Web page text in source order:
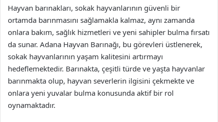
Hayvan barınakları, sokak hayvanlarının güvenli bir
ortamda barınmasını sağlamakla kalmaz, aynı zamanda
onlara bakım, sağlık hizmetleri ve yeni sahipler bulma fırsatı
da sunar. Adana Hayvan Barınağı, bu görevleri üstlenerek,
sokak hayvanlarının yaşam kalitesini artırmayı
hedeflemektedir. Barınakta, çeşitli türde ve yaşta hayvanlar
barınmakta olup, hayvan severlerin ilgisini çekmekte ve
onlara yeni yuvalar bulma konusunda aktif bir rol
oynamaktadır.